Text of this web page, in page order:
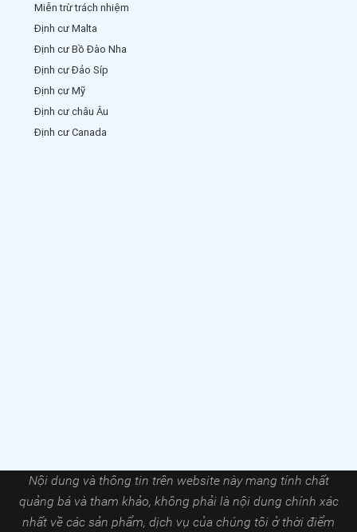
Miễn trừ trách nhiệm
Định cư Malta
Định cư Bồ Đào Nha
Định cư Đảo Síp
Định cư Mỹ
Định cư châu Âu
Định cư Canada
Nội dung và thông tin trên website này mang tính chất
quảng bá và tham khảo, không phải là nội dung chính xác
nhất về các sản phẩm, dịch vụ của chúng tôi ở thời điểm